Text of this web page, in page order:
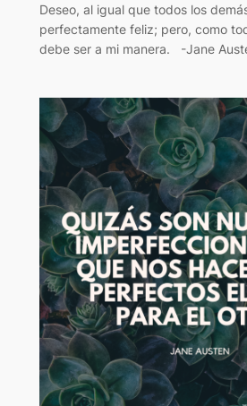
Deseo, al igual que todos los
perfectamente feliz; pero, como
debe ser a mi manera. -Jane